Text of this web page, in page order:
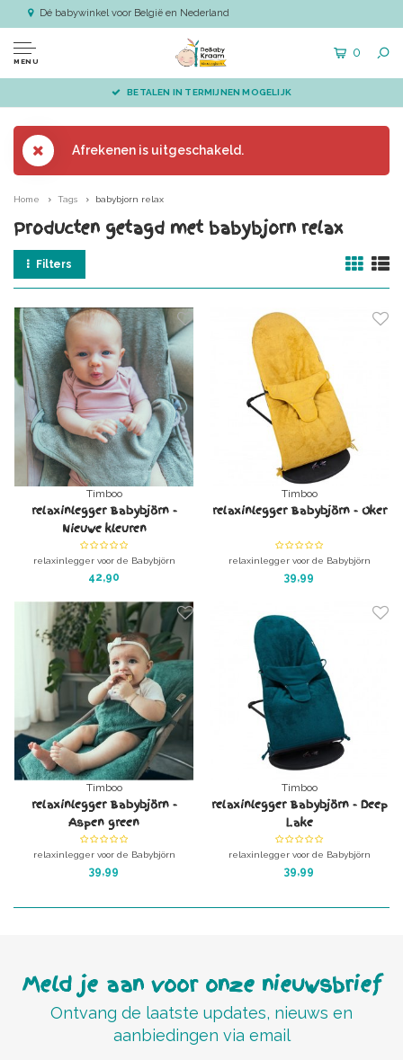
Dé babywinkel voor België en Nederland
MENU
0
BETALEN IN TERMIJNEN MOGELIJK
Afrekenen is uitgeschakeld.
Home Tags babybjorn relax
Producten getagd met babybjorn relax
Filters
Timboo
relaxinlegger Babybjörn -
Nieuwe kleuren
relaxinlegger voor de Babybjörn
wipstoel, gemaakt van de geweldige
Kleur: Diverse kleuren
42,90
Timboo
relaxinlegger Babybjörn - Oker
relaxinlegger voor de Babybjörn
wipstoel, gemaakt van de geweldige
39,99
Timboo
relaxinlegger Babybjörn -
Aspen green
relaxinlegger voor de Babybjörn
wipstoel, gemaakt van de geweldige
39,99
Timboo
relaxinlegger Babybjörn - Deep
Lake
relaxinlegger voor de Babybjörn
wipstoel, gemaakt van de geweldige
39,99
Meld je aan voor onze nieuwsbrief
Ontvang de laatste updates, nieuws en
aanbiedingen via email